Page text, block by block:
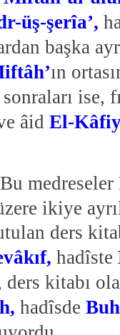
üş-şerîa’,
başka
ın
ise,
âid El-
Bu
ikiye
ders
hadîste
kitabı
hadîsde